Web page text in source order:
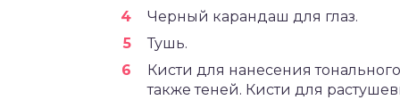
Черный карандаш для глаз.
Тушь.
Кисти для нанесения
также теней. Кисти для